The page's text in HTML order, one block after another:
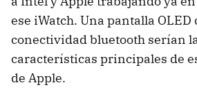
ese iWatch. Una pantalla OLED
conectividad bluetooth serían
características principales de
de Apple.